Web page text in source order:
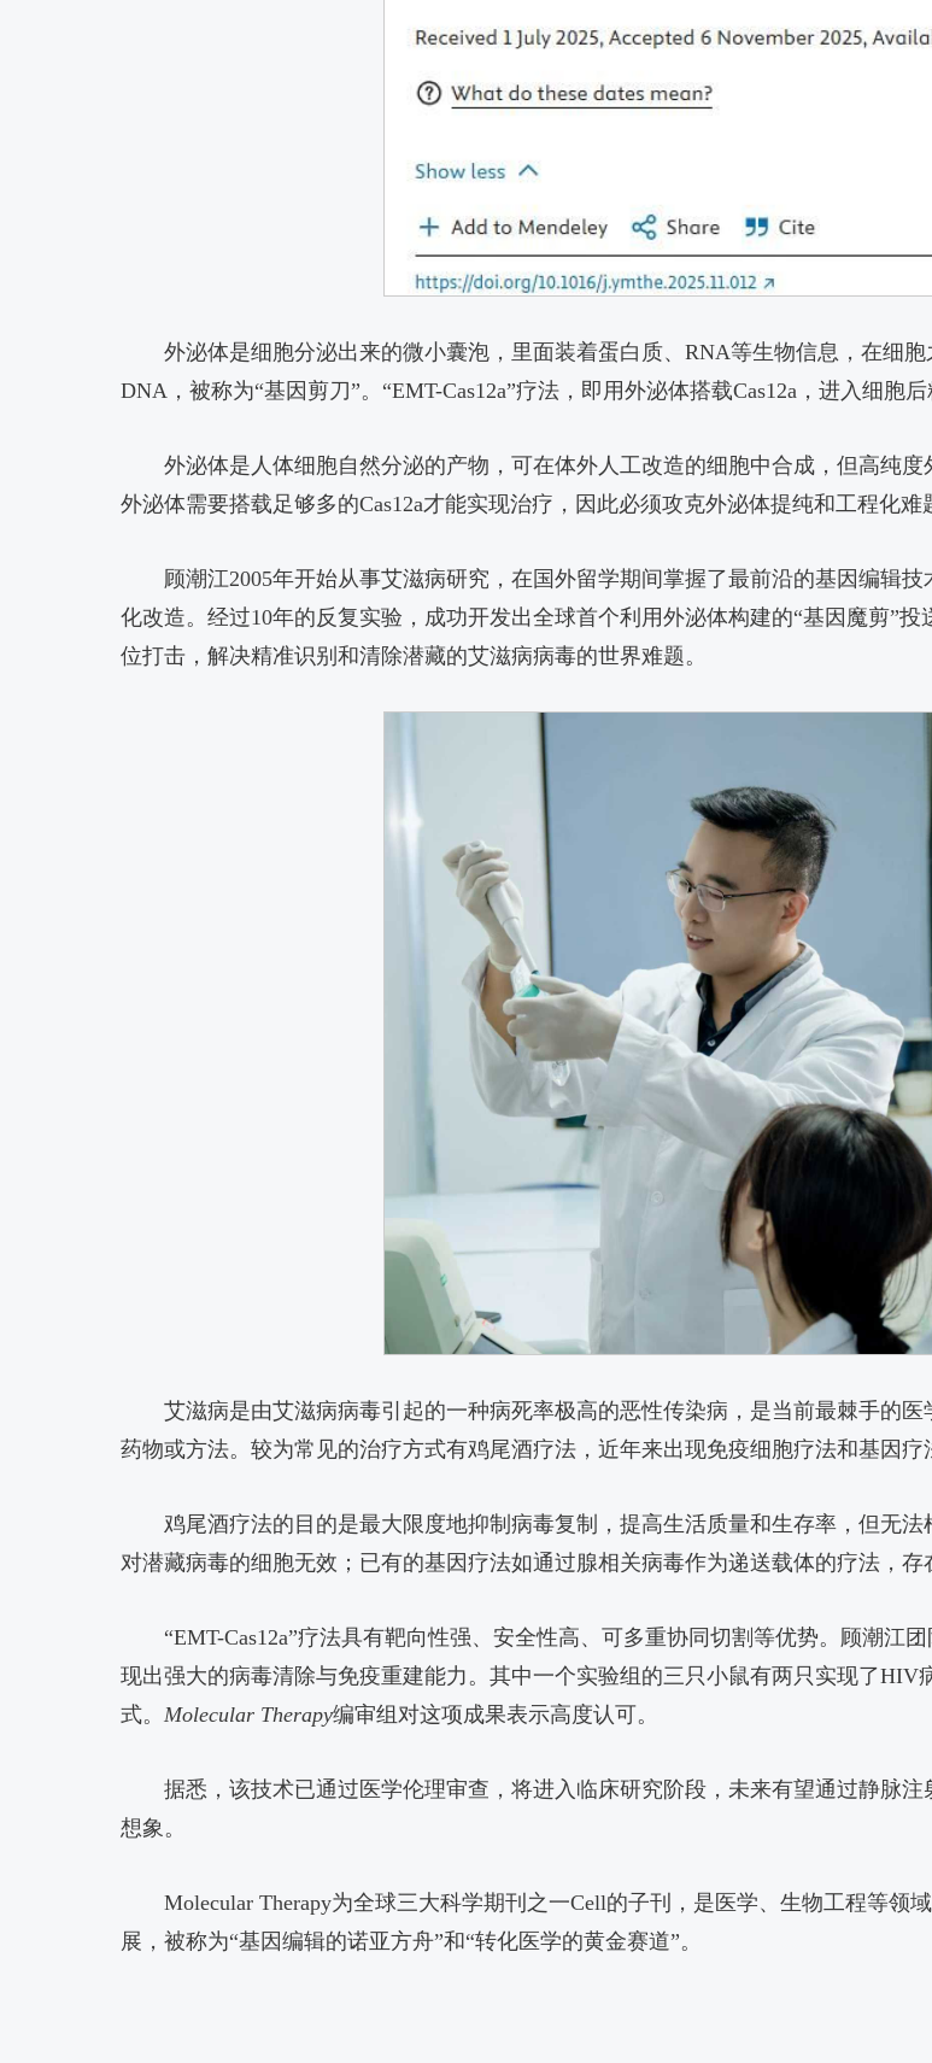
外泌体是细胞分泌出来的微小囊泡，里面装着蛋白质、RNA等生物信息，在细
DNA，被称为“基因剪刀”。“EMT-Cas12a”疗法，即用外泌体搭载Cas12a，进入细胞
外泌体是人体细胞自然分泌的产物，可在体外人工改造的细胞中合成，但高纯
外泌体需要搭载足够多的Cas12a才能实现治疗，因此必须攻克外泌体提纯和工程化难
顾潮江2005年开始从事艾滋病研究，在国外留学期间掌握了最前沿的基因编辑
化改造。经过10年的反复实验，成功开发出全球首个利用外泌体构建的“基因魔剪”
位打击，解决精准识别和清除潜藏的艾滋病病毒的世界难题。
艾滋病是由艾滋病病毒引起的一种病死率极高的恶性传染病，是当前最棘手的
药物或方法。较为常见的治疗方式有鸡尾酒疗法，近年来出现免疫细胞疗法和基因疗
鸡尾酒疗法的目的是最大限度地抑制病毒复制，提高生活质量和生存率，但无
对潜藏病毒的细胞无效；已有的基因疗法如通过腺相关病毒作为递送载体的疗法，存
“EMT-Cas12a”疗法具有靶向性强、安全性高、可多重协同切割等优势。顾潮
现出强大的病毒清除与免疫重建能力。其中一个实验组的三只小鼠有两只实现了
式。 Molecular Therapy编审组对这项成果表示高度认可。
据悉，该技术已通过医学伦理审查，将进入临床研究阶段，未来有望通过静脉
想象。
Molecular Therapy为全球三大科学期刊之一Cell的子刊，是医学、生物工程等
展，被称为“基因编辑的诺亚方舟”和“转化医学的黄金赛道”。